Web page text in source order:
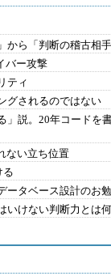
から「判断の稽古相
バー攻撃
ティ
グされるのではない
」説。20年コードを
ない立ち位置
る
ータベース設計のお
いけない判断力とは